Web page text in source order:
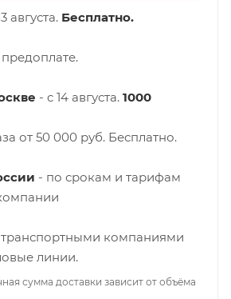
августа. Бесплатно.
- c 14 августа. 1000
от 50 000 руб. Бесплатно.
- по срокам и тарифам
компаниями
линии.
сумма доставки зависит от объёма